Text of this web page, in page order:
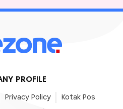
PROFILE
Privacy Policy Kotak Pos